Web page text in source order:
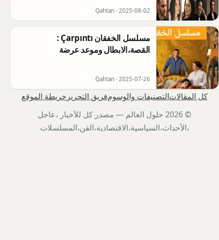
Qahtan · 2025-08-02
مسلسل الخفقان Çarpıntı :
القصة،الابطال وموعد عرضة
Qahtan · 2025-07-26
كل المقالاتالتصنيفات والوسومفريق التحرير خريطة الموقع
© 2026 حلول العالم — مصدر كل للأخبار ،عاجل
،الأحداث،السياسية،الاقتصادية،الفن،المسلسلات